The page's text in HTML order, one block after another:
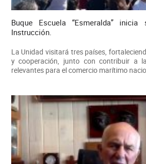
Buque Escuela “Esmeralda”
Instrucción.
La Unidad visitará tres países,
y cooperación, junto con contribuir a
relevantes para el comercio marítimo